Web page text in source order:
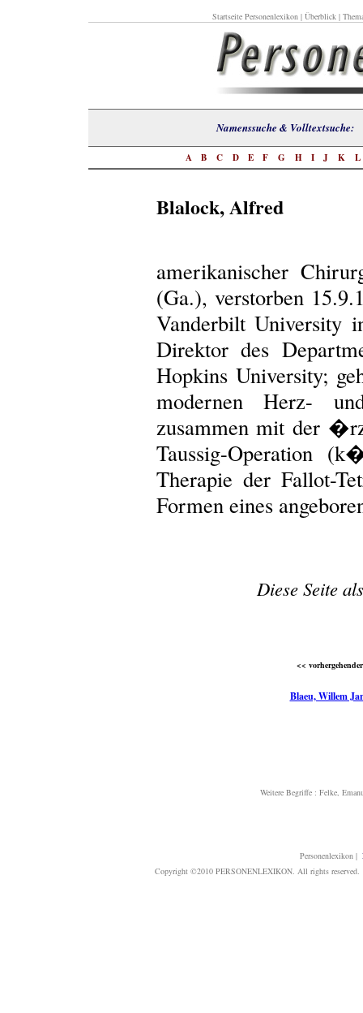
Startseite Personenlexikon| Überblick|
Namenssuche &
A B C D E F G H I J K L
Blalock, Alfred
amerikanischer
(Ga.), verstorben
Vanderbilt University
Direktor des
Hopkins University;
modernen Herz-
zusammen mit der
Taussig-Operation
Therapie der Fallot-
Formen eines
Diese Seite
<<
Blaeu, Willem
Weitere Begriffe : Felke,
Personenlexikon|
Copyright ©2010 PERSONENLEXIKON. All rights